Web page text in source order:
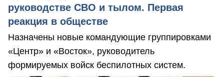
руководстве СВО и тылом. Первая
реакция в обществе
Назначены новые командующие группировками
«Центр» и «Восток», руководитель
формируемых войск беспилотных систем.